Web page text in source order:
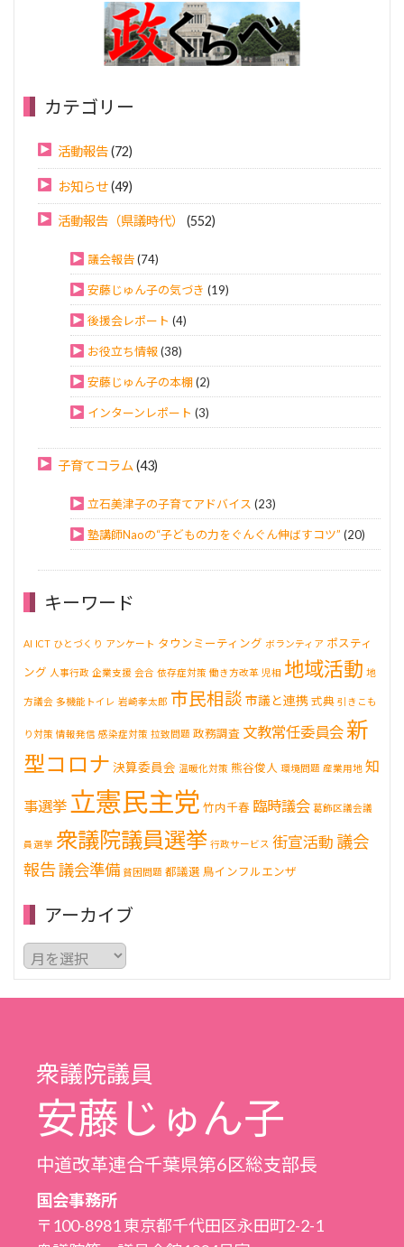
カテゴリー
活動報告(72)
お知らせ(49)
活動報告（県議時代） (552)
議会報告(74)
安藤じゅん子の気づき (19)
後援会レポート (4)
お役立ち情報(38)
安藤じゅん子の本棚(2)
インターンレポート (3)
子育てコラム (43)
立石美津子の子育てアドバイス (23)
塾講師Naoの“子どもの力をぐんぐん伸ばすコツ” (20)
キーワード
AI ICT ひとづくり アンケート タウンミーティング ボランティア ポスティ
ング 人事行政 企業支援 会合 依存症対策 働き方改革 児相 地域活動 地
方議会 多機能トイレ 岩崎孝太郎 市民相談 市議と連携 式典 引きこも
り対策 情報発信 感染症対策 拉致問題 政務調査 文教常任委員会 新
型コロナ 決算委員会 温暖化対策 熊谷俊人 環境問題 産業用地 知
事選挙 立憲民主党 竹内千春 臨時議会 葛飾区議会議
員選挙 衆議院議員選挙 行政サービス 街宣活動 議会
報告議会準備 貧困問題 都議選 鳥インフルエンザ
アーカイブ
ア
ー
カ
イ
衆議院議員
安藤じゅん子
中道改革連合千葉県第6区総支部長
国会事務所
〒100-8981 東京都千代田区永田町2-2-1